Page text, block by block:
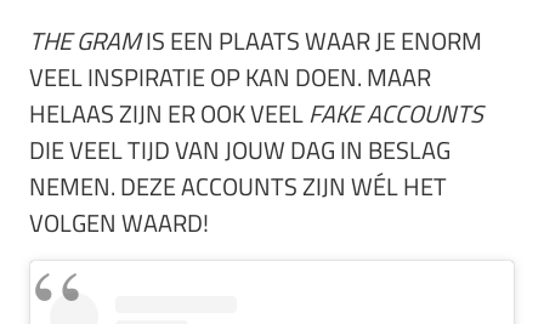
THE GRAMIS EEN PLAATS WAAR JE ENORM
VEEL INSPIRATIE OP KAN DOEN. MAAR
HELAAS ZIJN ER OOK VEELFAKE ACCOUNTS
DIE VEEL TIJD VAN JOUW DAG IN BESLAG
NEMEN. DEZE ACCOUNTS ZIJN WÉL HET
VOLGEN WAARD!